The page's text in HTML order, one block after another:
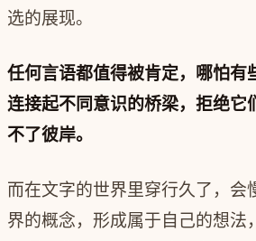
选的展现。
任何言语都值得被肯定，哪怕有
连接起不同意识的桥梁，拒绝它
不了彼岸。
而在文字的世界里穿行久了，会
界的概念，形成属于自己的想法